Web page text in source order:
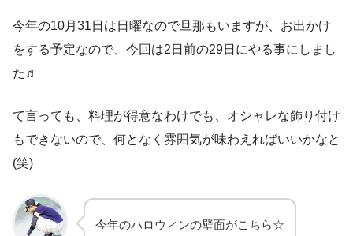
今年の10月31日は日曜なので旦那もいますが、お出かけ
をする予定なので、今回は2日前の29日にやる事にしまし
た♬
て言っても、料理が得意なわけでも、オシャレな飾り付け
もできないので、何となく雰囲気が味わえればいいかなと
(笑)
今年のハロウィンの壁面がこちら☆